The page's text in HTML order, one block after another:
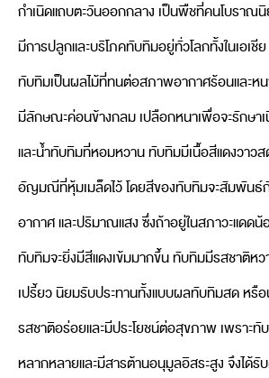
กำเนิดแถบตะวันออกกลาง เป็นพืชที่คนโบราณ
มีการปลูกและบริโภคทับทิมอยู่ทั่วโลกทั้งในเอเชี
ทับทิมเป็นผลไม้ที่ทนต่อสภาพอากาศร้อนและห
มีลักษณะค่อนข้างกลม เปลือกหนาเพื่อจะรักษา
และน้ำทับทิมที่หอมหวาน ทับทิมมีเนื้อสีแดงวาวส
อัญมณีที่หุ้มเมล็ดไว้ โดยสีของทับทิมจะสัมพันธ์
อากาศ และปริมาณแสง ซึ่งถ้าอยู่ในสภาวะแดดน้
ทับทิมจะยิ่งมีสีแดงเข้มมากขึ้น ทับทิมมีรสชาติห
เปรี้ยว นิยมรับประทานทั้งแบบผลทับทิมสด หรื
รสชาติอร่อยและมีประโยชน์ต่อสุขภาพ เพราะ
หลากหลายและมีสารต้านอนุมูลอิสระสูง จึงได้รั